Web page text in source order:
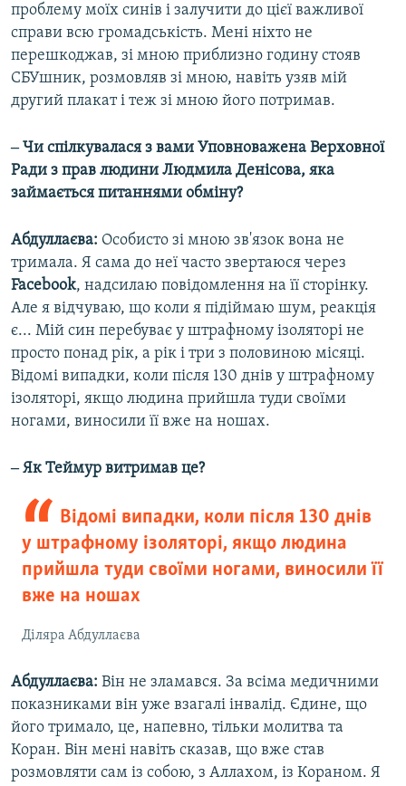
проблему моїх синів і залучити до цієї важливої
справи всю громадськість. Мені ніхто не
перешкоджав, зі мною приблизно годину стояв
СБУшник, розмовляв зі мною, навіть узяв мій
другий плакат і теж зі мною його потримав.
‒ Чи спілкувалася з вами Уповноважена Верховної
Ради з прав людини Людмила Денісова, яка
займається питаннями обміну?
Абдуллаєва: Особисто зі мною зв'язок вона не
тримала. Я сама до неї часто звертаюся через
Facebook, надсилаю повідомлення на її сторінку.
Але я відчуваю, що коли я підіймаю шум, реакція
є... Мій син перебуває у штрафному ізоляторі не
просто понад рік, а рік і три з половиною місяці.
Відомі випадки, коли після 130 днів у штрафному
ізоляторі, якщо людина прийшла туди своїми
ногами, виносили її вже на ношах.
‒ Як Теймур витримав це?
Відомі випадки, коли після 130 днів
у штрафному ізоляторі, якщо людина
прийшла туди своїми ногами, виносили її
вже на ношах
Діляра Абдуллаєва
Абдуллаєва: Він не зламався. За всіма медичними
показниками він уже взагалі інвалід. Єдине, що
його тримало, це, напевно, тільки молитва та
Коран. Він мені навіть сказав, що вже став
розмовляти сам із собою, з Аллахом, із Кораном. Я